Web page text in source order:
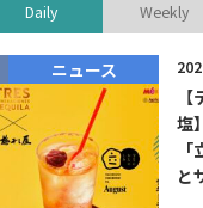
Daily Weekly
ニュース
塩
と